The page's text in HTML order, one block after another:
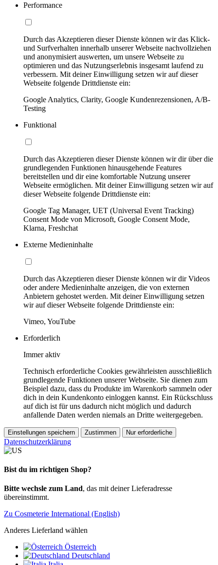
Performance
Durch das Akzeptieren dieser Dienste können wir das Klick-
und Surfverhalten innerhalb unserer Webseite nachvollziehen
und anonymisiert auswerten, um unsere Webseite zu
optimieren und das Nutzungserlebnis insgesamt laufend zu
verbessern. Mit deiner Einwilligung setzen wir auf dieser
Webseite folgende Drittdienste ein:
Google Analytics, Clarity, Google Kundenrezensionen, A/B-
Testing
Funktional
Durch das Akzeptieren dieser Dienste können wir dir über die
grundlegenden Funktionen hinausgehende Features
bereitstellen und dir eine komfortable Nutzung unserer
Webseite ermöglichen. Mit deiner Einwilligung setzen wir auf
dieser Webseite folgende Drittdienste ein:
Google Tag Manager, UET (Universal Event Tracking)
Consent Mode von Microsoft, Google Consent Mode,
Klarna, Freshchat
Externe Medieninhalte
Durch das Akzeptieren dieser Dienste können wir dir Videos
oder andere Medieninhalte anzeigen, die von externen
Anbietern gehostet werden. Mit deiner Einwilligung setzen
wir auf dieser Webseite folgende Drittdienste ein:
Vimeo, YouTube
Erforderlich
Immer aktiv
Technisch erforderliche Cookies gewährleisten ausschließlich
grundlegende Funktionen unserer Webseite. Sie dienen zum
Beispiel dazu, dass du Produkte im Warenkorb sammeln oder
dich in dein Kundenkonto einloggen kannst. Ein Rückschluss
auf dich ist für uns dadurch nicht möglich und dadurch
anfallende Daten werden niemals an Dritte weitergegeben.
Einstellungen speichern Zustimmen Nur erforderliche
Datenschutzerklärung
Bist du im richtigen Shop?
Bitte wechsle zum Land, das mit deiner Lieferadresse
übereinstimmt.
Zu Cosmeterie International (English)
Anderes Lieferland wählen
Österreich
Deutschland